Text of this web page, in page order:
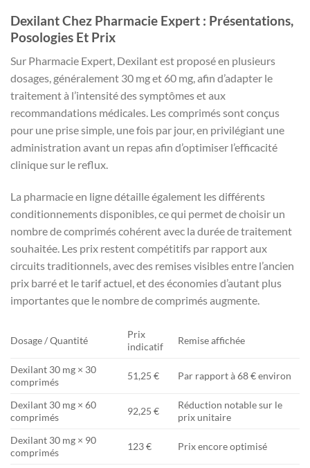
Dexilant Chez Pharmacie Expert : Présentations,
Posologies Et Prix
Sur Pharmacie Expert, Dexilant est proposé en plusieurs
dosages, généralement 30 mg et 60 mg, afin d’adapter le
traitement à l’intensité des symptômes et aux
recommandations médicales. Les comprimés sont conçus
pour une prise simple, une fois par jour, en privilégiant une
administration avant un repas afin d’optimiser l’efficacité
clinique sur le reflux.
La pharmacie en ligne détaille également les différents
conditionnements disponibles, ce qui permet de choisir un
nombre de comprimés cohérent avec la durée de traitement
souhaitée. Les prix restent compétitifs par rapport aux
circuits traditionnels, avec des remises visibles entre l’ancien
prix barré et le tarif actuel, et des économies d’autant plus
importantes que le nombre de comprimés augmente.
Dosage / Quantité
Prix
indicatif
Remise affichée
Dexilant 30 mg × 30
comprimés
51,25 € Par rapport à 68 € environ
Dexilant 30 mg × 60
comprimés
92,25 €
Réduction notable sur le
prix unitaire
Dexilant 30 mg × 90
comprimés
123 € Prix encore optimisé